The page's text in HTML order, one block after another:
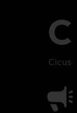
Cicus